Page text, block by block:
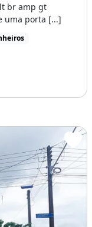
br amp gt
uma porta [...]